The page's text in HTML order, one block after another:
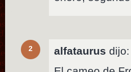
2 alfataurus dijo: